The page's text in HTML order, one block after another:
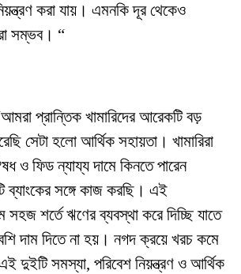
করা যায়। এমনকি দূর থেকেও
সম্ভব। “
প্রান্তিক খামারিদের আরেকটি বড়
সেটা হলো আর্থিক সহায়তা। খামারিরা
ও ফিড ন্যায্য দামে কিনতে পারেন
সঙ্গে কাজ করছি। এই
সহজ শর্তে ঋণের ব্যবস্থা করে দিচ্ছি যাতে
দাম দিতে না হয়। নগদ ক্রয়ে খরচ কমে
দুইটি সমস্যা, পরিবেশ নিয়ন্ত্রণ ও আর্থিক